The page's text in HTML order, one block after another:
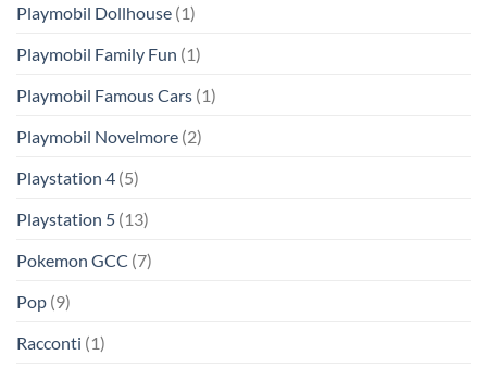
Playmobil Dollhouse (1)
Playmobil Family Fun (1)
Playmobil Famous Cars (1)
Playmobil Novelmore (2)
Playstation 4 (5)
Playstation 5 (13)
Pokemon GCC (7)
Pop (9)
Racconti (1)